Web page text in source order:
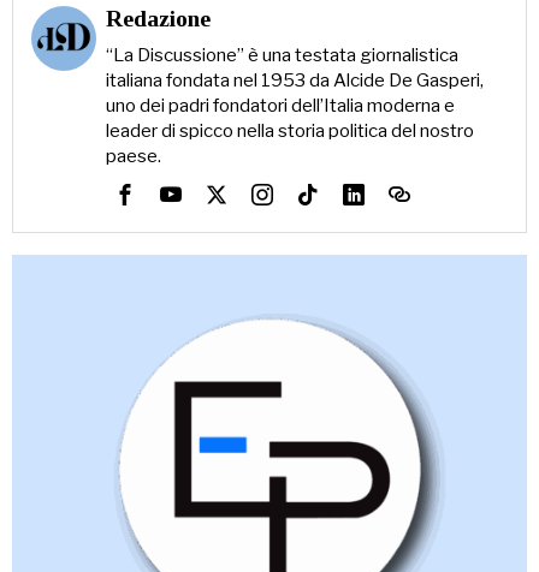
Redazione
“La Discussione” è una testata giornalistica
italiana fondata nel 1953 da Alcide De Gasperi,
uno dei padri fondatori dell’Italia moderna e
leader di spicco nella storia politica del nostro
paese.